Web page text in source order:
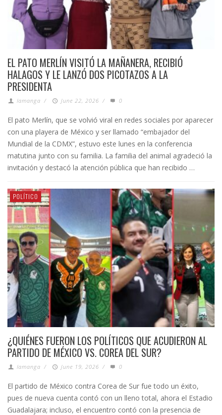
EL PATO MERLÍN VISITÓ LA MAÑANERA, RECIBIÓ
HALAGOS Y LE LANZÓ DOS PICOTAZOS A LA
PRESIDENTA
lamanga / June 22, 2026 / 0
El pato Merlín, que se volvió viral en redes sociales por aparecer
con una playera de México y ser llamado “embajador del
Mundial de la CDMX”, estuvo este lunes en la conferencia
matutina junto con su familia. La familia del animal agradeció la
invitación y destacó la atención pública que han recibido …
POLÍTICO
¿QUIÉNES FUERON LOS POLÍTICOS QUE ACUDIERON AL
PARTIDO DE MÉXICO VS. COREA DEL SUR?
lamanga / June 19, 2026 / 0
El partido de México contra Corea de Sur fue todo un éxito,
pues de nueva cuenta contó con un lleno total, ahora el Estadio
Guadalajara; incluso, el encuentro contó con la presencia de